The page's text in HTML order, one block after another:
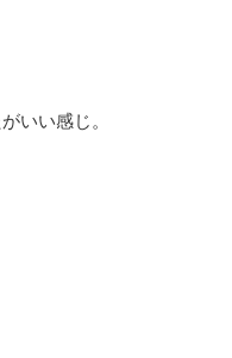
いい感じ。